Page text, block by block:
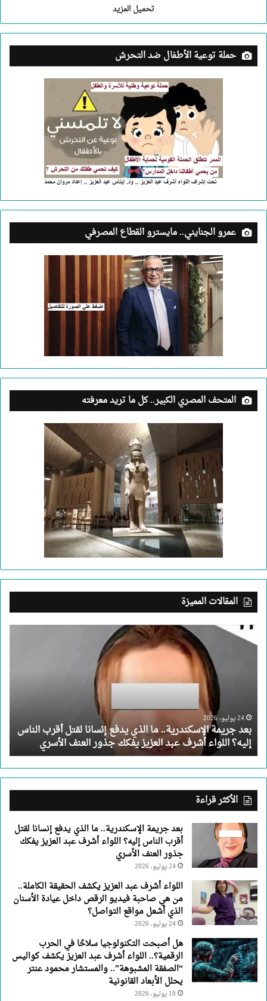
تحميل المزيد
حملة توعية الأطفال ضد التحرش
عمرو الجنايني.. مايسترو القطاع المصرفي
المتحف المصري الكبير.. كل ما تريد معرفته
المقالات المميزة
بعد
جريمة
لقتل
أقرب
الناس
إليه؟
اللواء
أشرف
عبد
العزيز
جذور
العنف
الأسري
24 يوليو، 2026
بعد جريمة الإسكندرية.. ما الذي يدفع إنسانا لقتل أقرب الناس
إليه؟ اللواء أشرف عبد العزيز يفكك جذور العنف الأسري
الأكثر قراءة
بعد جريمة الإسكندرية.. ما الذي يدفع إنسانا لقتل
أقرب الناس إليه؟ اللواء أشرف عبد العزيز يفكك
جذور العنف الأسري
24 يوليو، 2026
اللواء أشرف عبد العزيز يكشف الحقيقة الكاملة..
من هي صاحبة فيديو الرقص داخل عيادة الأسنان
الذي أشعل مواقع التواصل؟
24 يوليو، 2026
هل أصبحت التكنولوجيا سلاحًا في الحرب
الرقمية؟.. اللواء أشرف عبد العزيز يكشف كواليس
“الصفقة المشبوهة”.. والمستشار محمود عنتر
يحلل الأبعاد القانونية
18 يوليو، 2026